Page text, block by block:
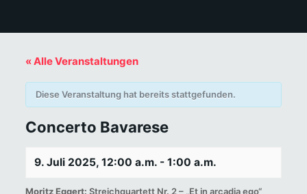
« Alle Veranstaltungen
Diese Veranstaltung hat bereits stattgefunden.
Concerto Bavarese
9. Juli 2025, 12:00 a.m.- 1:00 a.m.
Moritz Eggert: Streichquartett Nr. 2 – „Et in arcadia ego“